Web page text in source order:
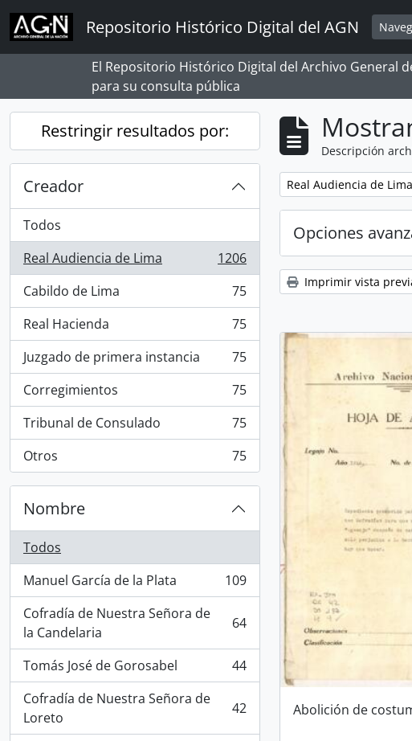
Skip to main content
Repositorio Histórico Digital del AGN
El Repositorio Histórico Digital del Archivo General
para su consulta pública
Restringir resultados por:
Creador
Todos
Real Audiencia de Lima
, 1206 resultados
1206
Cabildo de Lima
, 75 resultados
75
Real Hacienda
, 75 resultados
75
Juzgado de primera instancia
, 75 resultados
75
Corregimientos
, 75 resultados
75
Tribunal de Consulado
, 75 resultados
75
Otros
, 75 resultados 75
Nombre
Todos
Manuel García de la Plata
, 109 resultados
109
Cofradía de Nuestra Señora de
la Candelaria
, 64 resultados 64
Tomás José de Gorosabel
, 44 resultados
44
Cofradía de Nuestra Señora de
Loreto
, 42 resultados 42
Descripción
Remove filter:
Real Audiencia de Lima
Opciones
Imprimir vista
Abolición de